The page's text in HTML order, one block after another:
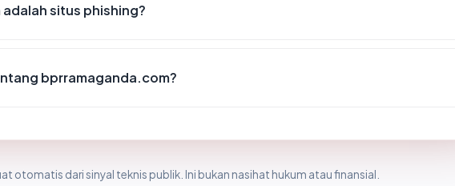
situs phishing?
bprramaganda.com?
otomatis dari sinyal teknis publik. Ini bukan nasihat hukum atau finansial.